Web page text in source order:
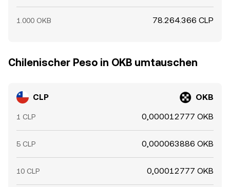
1.000 OKB 78.264.366 CLP
Chilenischer Peso in OKB umtauschen
CLP OKB
1 CLP 0,000012777 OKB
5 CLP 0,000063886 OKB
10 CLP 0,00012777 OKB